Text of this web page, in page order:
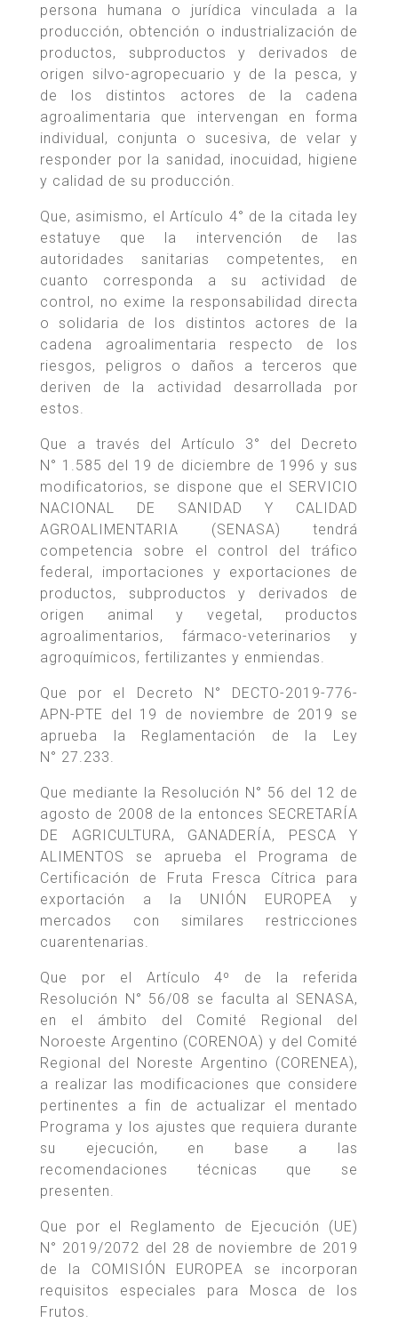
persona humana o jurídica vinculada a la
producción, obtención o industrialización de
productos, subproductos y derivados de
origen silvo-agropecuario y de la pesca, y
de los distintos actores de la cadena
agroalimentaria que intervengan en forma
individual, conjunta o sucesiva, de velar y
responder por la sanidad, inocuidad, higiene
y calidad de su producción.
Que, asimismo, el Artículo 4° de la citada ley
estatuye que la intervención de las
autoridades sanitarias competentes, en
cuanto corresponda a su actividad de
control, no exime la responsabilidad directa
o solidaria de los distintos actores de la
cadena agroalimentaria respecto de los
riesgos, peligros o daños a terceros que
deriven de la actividad desarrollada por
estos.
Que a través del Artículo 3° del Decreto
N° 1.585 del 19 de diciembre de 1996 y sus
modificatorios, se dispone que el SERVICIO
NACIONAL DE SANIDAD Y CALIDAD
AGROALIMENTARIA (SENASA) tendrá
competencia sobre el control del tráfico
federal, importaciones y exportaciones de
productos, subproductos y derivados de
origen animal y vegetal, productos
agroalimentarios, fármaco-veterinarios y
agroquímicos, fertilizantes y enmiendas.
Que por el Decreto N° DECTO-2019-776-
APN-PTE del 19 de noviembre de 2019 se
aprueba la Reglamentación de la Ley
N° 27.233.
Que mediante la Resolución N° 56 del 12 de
agosto de 2008 de la entonces SECRETARÍA
DE AGRICULTURA, GANADERÍA, PESCA Y
ALIMENTOS se aprueba el Programa de
Certificación de Fruta Fresca Cítrica para
exportación a la UNIÓN EUROPEA y
mercados con similares restricciones
cuarentenarias.
Que por el Artículo 4º de la referida
Resolución N° 56/08 se faculta al SENASA,
en el ámbito del Comité Regional del
Noroeste Argentino (CORENOA) y del Comité
Regional del Noreste Argentino (CORENEA),
a realizar las modificaciones que considere
pertinentes a fin de actualizar el mentado
Programa y los ajustes que requiera durante
su ejecución, en base a las
recomendaciones técnicas que se
presenten.
Que por el Reglamento de Ejecución (UE)
N° 2019/2072 del 28 de noviembre de 2019
de la COMISIÓN EUROPEA se incorporan
requisitos especiales para Mosca de los
Frutos.